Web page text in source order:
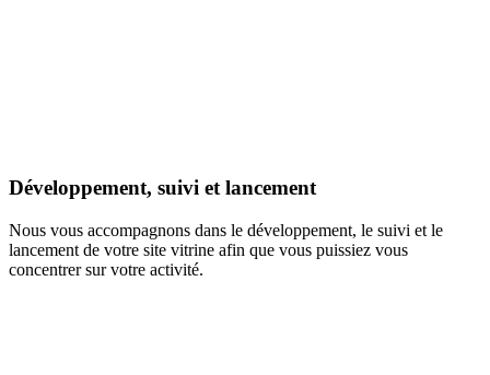
Développement, suivi et lancement
Nous vous accompagnons dans le développement, le suivi et le
lancement de votre site vitrine afin que vous puissiez vous
concentrer sur votre activité.